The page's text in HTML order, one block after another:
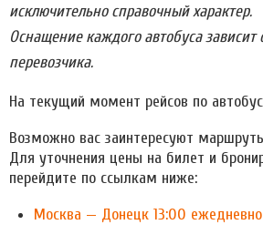
исключительно справочный характер.
Оснащение каждого автобуса
перевозчика.
На текущий момент рейсов по
Возможно вас заинтересуют
Для уточнения цены на билет и
перейдите по ссылкам ниже:
Москва — Донецк 13:00 ежедневно